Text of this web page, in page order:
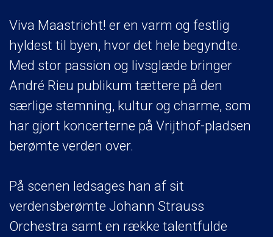
Viva Maastricht! er en varm og festlig
hyldest til byen, hvor det hele begyndte.
Med stor passion og livsglæde bringer
André Rieu publikum tættere på den
særlige stemning, kultur og charme, som
har gjort koncerterne på Vrijthof-pladsen
berømte verden over.
På scenen ledsages han af sit
verdensberømte Johann Strauss
Orchestra samt en række talentfulde